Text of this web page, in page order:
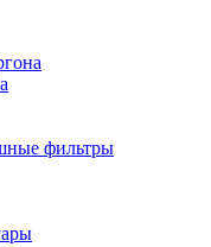
фильтры